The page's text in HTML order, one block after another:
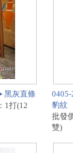
黑灰直條
1打(12
豹紋
批發
雙)